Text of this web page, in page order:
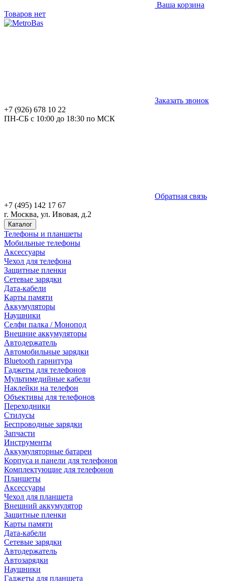
Ваша корзина
Товаров нет
Заказать звонок
+7 (926) 678 10 22
ПН-СБ с 10:00 до 18:30 по МСК
Обратная связь
+7 (495) 142 17 67
г. Москва, ул. Ивовая, д.2
Каталог
Телефоны и планшеты
Мобильные телефоны
Аксессуары
Чехол для телефона
Защитные пленки
Сетевые зарядки
Дата-кабели
Карты памяти
Аккумуляторы
Наушники
Селфи палка / Монопод
Внешние аккумуляторы
Автодержатель
Автомобильные зарядки
Bluetooth гарнитура
Гаджеты для телефонов
Мультимедийные кабели
Наклейки на телефон
Объективы для телефонов
Переходники
Стилусы
Беспроводные зарядки
Запчасти
Инструменты
Аккумуляторные батареи
Корпуса и панели для телефонов
Комплектующие для телефонов
Планшеты
Аксессуары
Чехол для планшета
Внешний аккумулятор
Защитные пленки
Карты памяти
Дата-кабели
Сетевые зарядки
Автодержатель
Автозарядки
Наушники
Гаджеты для планшета